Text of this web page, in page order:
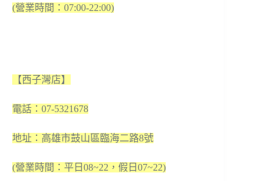
(營業時間：07:00-22:00)
【西子灣店】
電話：07-5321678
地址：高雄市鼓山區臨海二路8號
(營業時間：平日08~22，假日07~22)